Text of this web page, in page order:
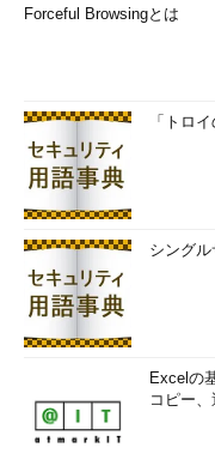
Forceful Browsingとは
「トロ
シング
Excelの
コピー